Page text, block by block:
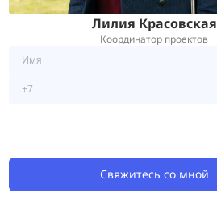
Лилия Красовская
Координатор проектов
Свяжитесь со мной